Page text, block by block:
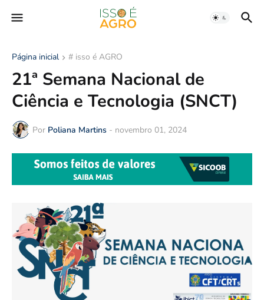
Página inicial # isso é AGRO
21ª Semana Nacional de
Ciência e Tecnologia (SNCT)
Por Poliana Martins - novembro 01, 2024